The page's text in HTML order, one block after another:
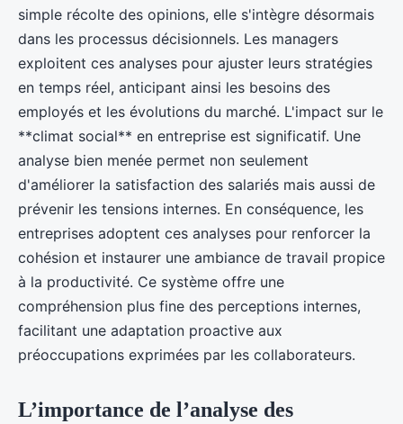
simple récolte des opinions, elle s'intègre désormais
dans les processus décisionnels. Les managers
exploitent ces analyses pour ajuster leurs stratégies
en temps réel, anticipant ainsi les besoins des
employés et les évolutions du marché. L'impact sur le
**climat social** en entreprise est significatif. Une
analyse bien menée permet non seulement
d'améliorer la satisfaction des salariés mais aussi de
prévenir les tensions internes. En conséquence, les
entreprises adoptent ces analyses pour renforcer la
cohésion et instaurer une ambiance de travail propice
à la productivité. Ce système offre une
compréhension plus fine des perceptions internes,
facilitant une adaptation proactive aux
préoccupations exprimées par les collaborateurs.
L’importance de l’analyse des